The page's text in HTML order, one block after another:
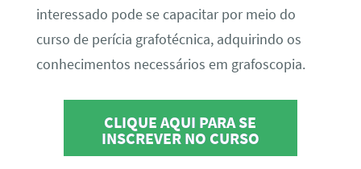
interessado pode se capacitar por meio do
curso de perícia grafotécnica, adquirindo os
conhecimentos necessários em grafoscopia.
CLIQUE AQUI PARA SE
INSCREVER NO CURSO